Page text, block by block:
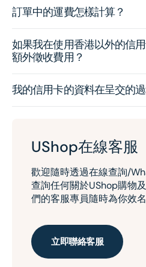
訂單中的運費怎樣計算？
如果我在使用香港以外的信
額外徵收費用？
我的信用卡的資料在呈交的
UShop在線客服
歡迎隨時透過在線查詢/
查詢任何關於UShop購物
們的客服專員隨時為你效名
立即聯絡客服